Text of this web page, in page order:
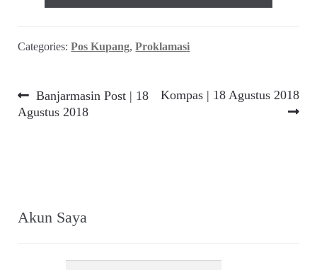
Categories:Pos Kupang,Proklamasi
Navigasi
Previous
post:
Banjarmasin Post | 18
Agustus 2018
Next
Kompas | 18 Agustus 2018
Akun Saya